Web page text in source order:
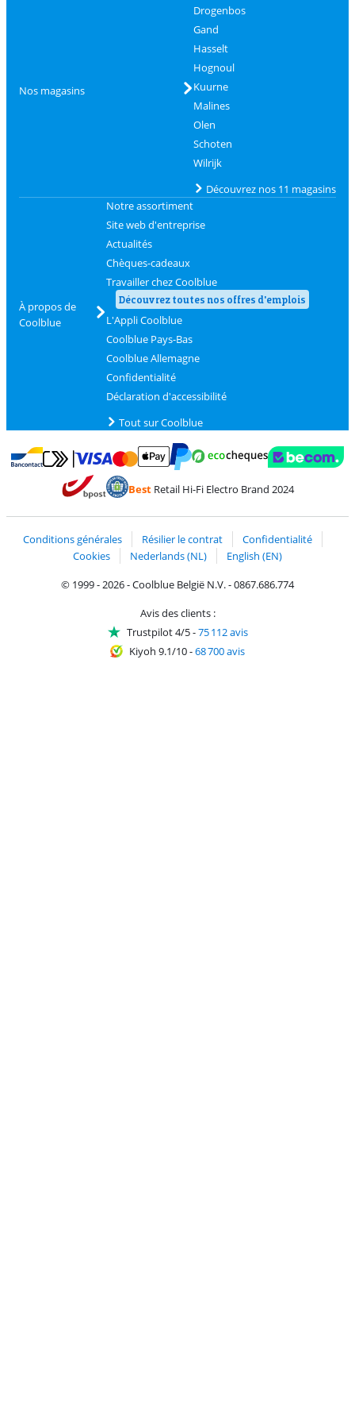
Nos magasins
Drogenbos
Gand
Hasselt
Hognoul
Kuurne
Malines
Olen
Schoten
Wilrijk
Découvrez nos 11 magasins
À propos de
Coolblue
Notre assortiment
Site web d'entreprise
Actualités
Chèques-cadeaux
Travailler chez Coolblue
Découvrez toutes nos offres d'emplois
L'Appli Coolblue
Coolblue Pays-Bas
Coolblue Allemagne
Confidentialité
Déclaration d'accessibilité
Tout sur Coolblue
Payer avec Bancontact
Payer avec MasterCard et Visa via ClickToPay
BestRetail Hi-Fi Electro Brand 2024
Conditions générales Résilier le contrat
Confidentialité
Cookies
Nederlands (NL)
English (EN)
© 1999 - 2026 - Coolblue België N.V. - 0867.686.774
Avis des clients :
Trustpilot 4/5-75 112 avis
Kiyoh 9.1/10-68 700 avis